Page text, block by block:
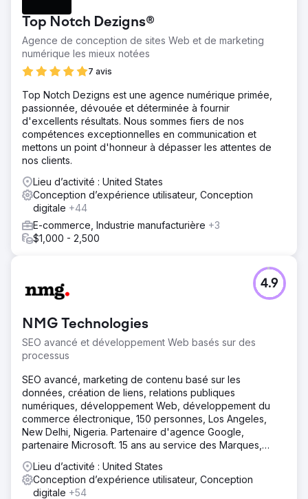
Top Notch Dezigns®
Agence de conception de sites Web et de marketing
numérique les mieux notées
7 avis
Top Notch Dezigns est une agence numérique primée,
passionnée, dévouée et déterminée à fournir
d'excellents résultats. Nous sommes fiers de nos
compétences exceptionnelles en communication et
mettons un point d'honneur à dépasser les attentes de
nos clients.
Lieu d’activité : United States
Conception d’expérience utilisateur, Conception
digitale +44
E-commerce, Industrie manufacturière +3
$1,000 - 2,500
NMG Technologies
SEO avancé et développement Web basés sur des
processus
4.9
SEO avancé, marketing de contenu basé sur les
données, création de liens, relations publiques
numériques, développement Web, développement du
commerce électronique, 150 personnes, Los Angeles,
New Delhi, Nigeria. Partenaire d'agence Google,
partenaire Microsoft. 15 ans au service des Marques,
Lieu d’activité : United States
Conception d’expérience utilisateur, Conception
digitale +54